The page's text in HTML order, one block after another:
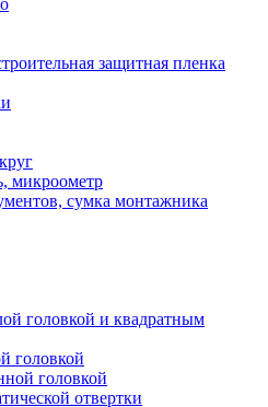
защитная пленка
микроометр
сумка монтажника
головкой и квадратным
головкой
головкой
отвертки